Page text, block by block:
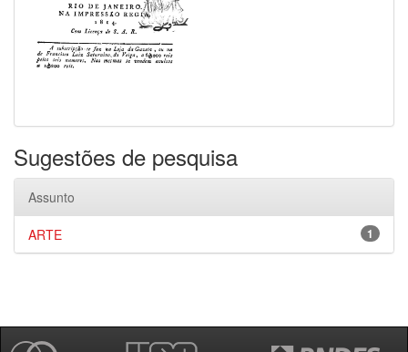
Sugestões de pesquisa
Assunto
1
ARTE